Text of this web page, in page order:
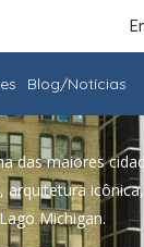
Blog/Notícias
das maiores
arquitetura
Michigan.